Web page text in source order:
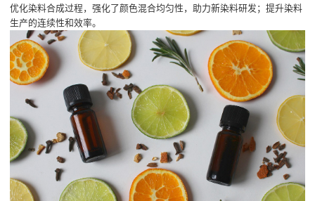
优化染料合成过程，强化了颜色混合均匀性，助力新染料研发；提升染料
生产的连续性和效率。